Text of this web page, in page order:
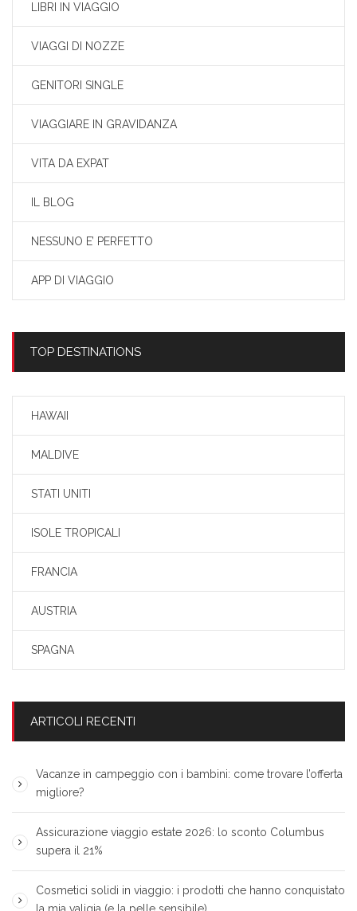
LIBRI IN VIAGGIO
VIAGGI DI NOZZE
GENITORI SINGLE
VIAGGIARE IN GRAVIDANZA
VITA DA EXPAT
IL BLOG
NESSUNO E’ PERFETTO
APP DI VIAGGIO
TOP DESTINATIONS
HAWAII
MALDIVE
STATI UNITI
ISOLE TROPICALI
FRANCIA
AUSTRIA
SPAGNA
ARTICOLI RECENTI
Vacanze in campeggio con i bambini: come trovare l’offerta
migliore?
Assicurazione viaggio estate 2026: lo sconto Columbus
supera il 21%
Cosmetici solidi in viaggio: i prodotti che hanno conquistato